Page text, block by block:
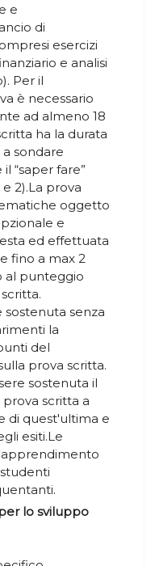
e
di
esercizi
e analisi
Per il
è necessario
ad almeno 18
ha la durata
sondare
“saper fare”
2).La prova
oggetto
e
ed effettuata
fino a max 2
al punteggio
senza
la
del
prova scritta.
sostenuta il
scritta a
di quest'ultima e
esiti.Le
lo sviluppo